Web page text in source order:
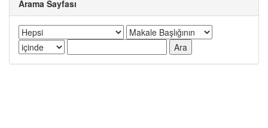
Arama Sayfası